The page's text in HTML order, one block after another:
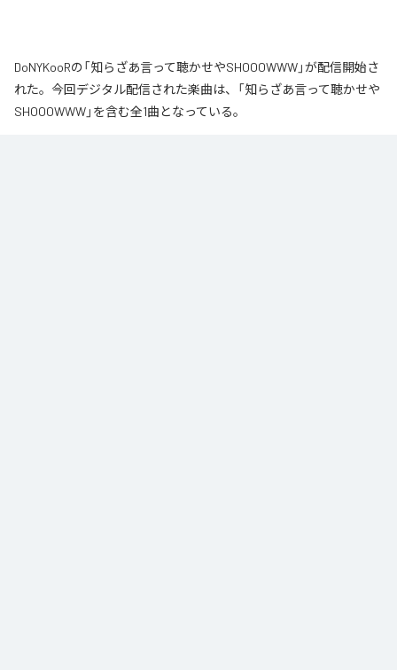
DoNYKooRの「知らざあ言って聴かせやSHOOOWWW」が配信開始さ
れた。今回デジタル配信された楽曲は、「知らざあ言って聴かせや
SHOOOWWW」を含む全1曲となっている。